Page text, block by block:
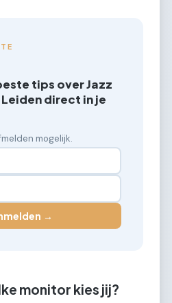
tips over Jazz
direct in je
mogelijk.
→
monitor kies jij?